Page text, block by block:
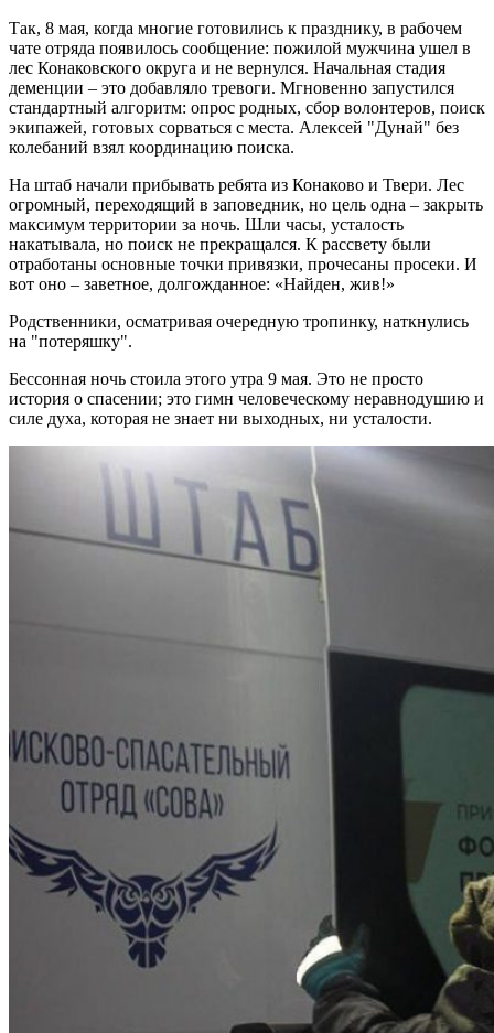
Так, 8 мая, когда многие готовились к празднику, в рабочем
чате отряда появилось сообщение: пожилой мужчина ушел в
лес Конаковского округа и не вернулся. Начальная стадия
деменции – это добавляло тревоги. Мгновенно запустился
стандартный алгоритм: опрос родных, сбор волонтеров, поиск
экипажей, готовых сорваться с места. Алексей "Дунай" без
колебаний взял координацию поиска.
На штаб начали прибывать ребята из Конаково и Твери. Лес
огромный, переходящий в заповедник, но цель одна – закрыть
максимум территории за ночь. Шли часы, усталость
накатывала, но поиск не прекращался. К рассвету были
отработаны основные точки привязки, прочесаны просеки. И
вот оно – заветное, долгожданное: «Найден, жив!»
Родственники, осматривая очередную тропинку, наткнулись
на "потеряшку".
Бессонная ночь стоила этого утра 9 мая. Это не просто
история о спасении; это гимн человеческому неравнодушию и
силе духа, которая не знает ни выходных, ни усталости.